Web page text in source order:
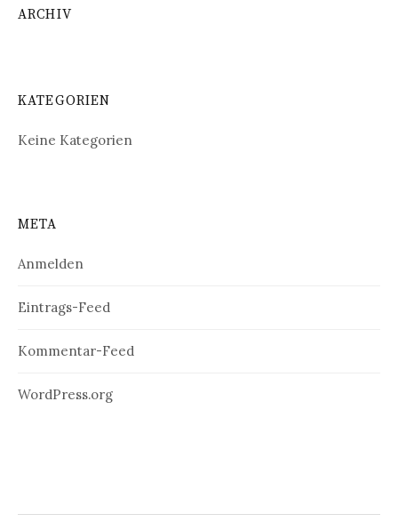
ARCHIV
KATEGORIEN
Keine Kategorien
META
Anmelden
Eintrags-Feed
Kommentar-Feed
WordPress.org